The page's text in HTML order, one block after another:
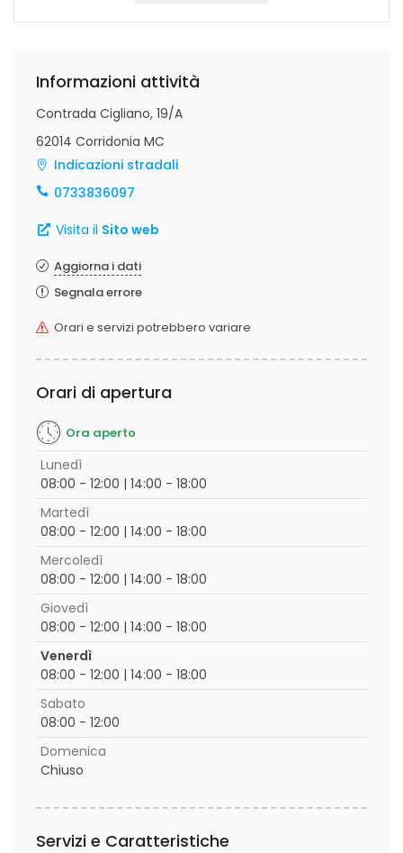
Informazioni attività
Contrada Cigliano, 19/A
62014 Corridonia MC
Indicazioni stradali
0733836097
Visita il Sito web
Aggiorna i dati
Segnala errore
Orari e servizi potrebbero variare
Orari di apertura
Ora aperto
Lunedì
08:00 - 12:00 | 14:00 - 18:00
Martedì
08:00 - 12:00 | 14:00 - 18:00
Mercoledì
08:00 - 12:00 | 14:00 - 18:00
Giovedì
08:00 - 12:00 | 14:00 - 18:00
Venerdì
08:00 - 12:00 | 14:00 - 18:00
Sabato
08:00 - 12:00
Domenica
Chiuso
Servizi e Caratteristiche